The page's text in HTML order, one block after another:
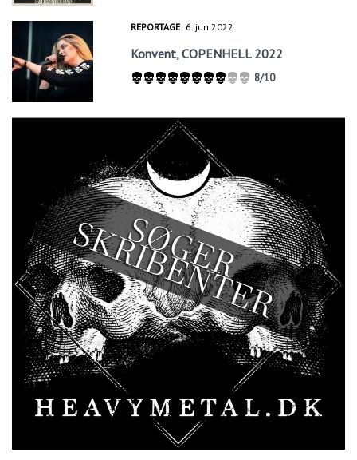
REPORTAGE 6. jun 2022
Konvent, COPENHELL 2022
8/10